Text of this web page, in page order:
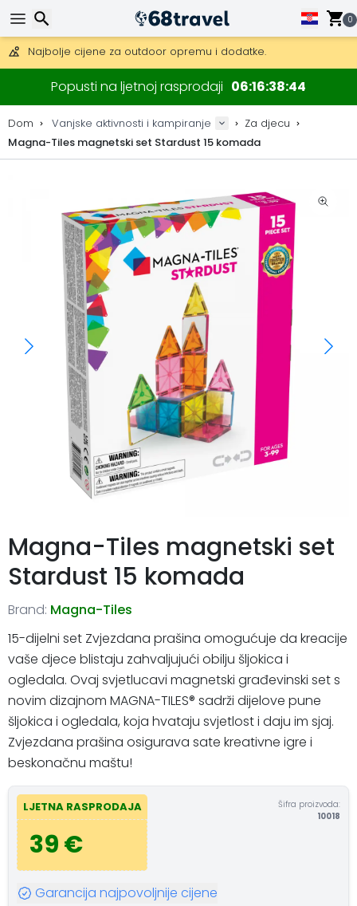
0
Mogućnost slanja DHL Expressom (dostava unutar 24 sata)
30 dana za povrat, 90 dana za drvene karte i dekoracije.
Najbolje cijene za outdoor opremu i dodatke.
Popusti na ljetnoj rasprodaji 06 16 38 44
Dom Vanjske aktivnosti i kampiranje
Za djecu
Magna-Tiles magnetski set Stardust 15 komada
Magna-Tiles magnetski set
Stardust 15 komada
Brand: Magna-Tiles
15-dijelni set Zvjezdana prašina omogućuje da kreacije
vaše djece blistaju zahvaljujući obilju šljokica i
ogledala. Ovaj svjetlucavi magnetski građevinski set s
novim dizajnom MAGNA-TILES® sadrži dijelove pune
šljokica i ogledala, koja hvataju svjetlost i daju im sjaj.
Zvjezdana prašina osigurava sate kreativne igre i
beskonačnu maštu!
LJETNA RASPRODAJA
39 €
Šifra proizvoda:
10018
Garancija najpovoljnije cijene
Traži